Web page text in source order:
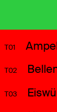
T01
T02
T03